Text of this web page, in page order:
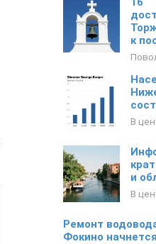
к
В
и
В
Ремонт
Фокино